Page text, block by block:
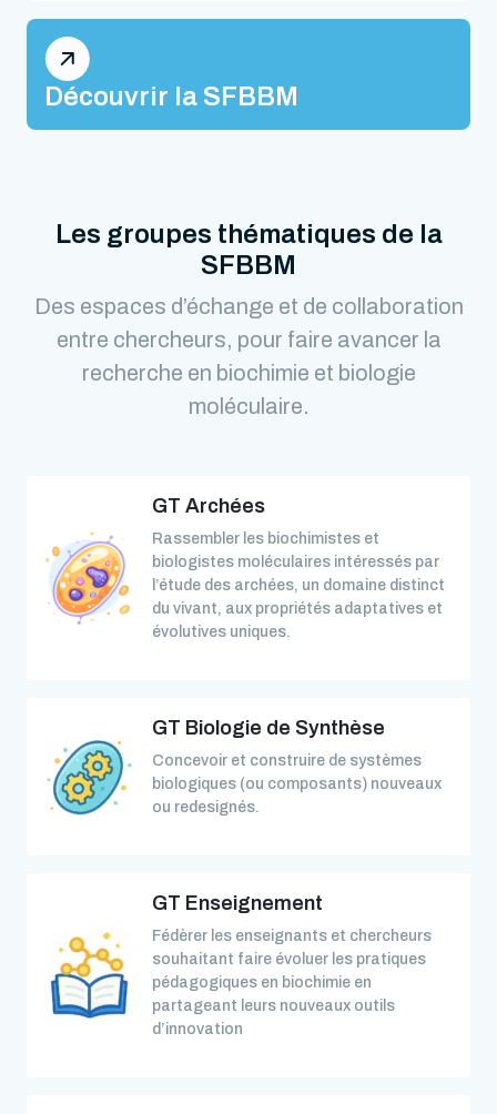
Découvrir la SFBBM
Les groupes thématiques de la
SFBBM
Des espaces d’échange et de collaboration
entre chercheurs, pour faire avancer la
recherche en biochimie et biologie
moléculaire.
GT Archées
Rassembler les biochimistes et
biologistes moléculaires intéressés par
l’étude des archées, un domaine distinct
du vivant, aux propriétés adaptatives et
évolutives uniques.
GT Biologie de Synthèse
Concevoir et construire de systèmes
biologiques (ou composants) nouveaux
ou redesignés.
GT Enseignement
Fédèrer les enseignants et chercheurs
souhaitant faire évoluer les pratiques
pédagogiques en biochimie en
partageant leurs nouveaux outils
d’innovation